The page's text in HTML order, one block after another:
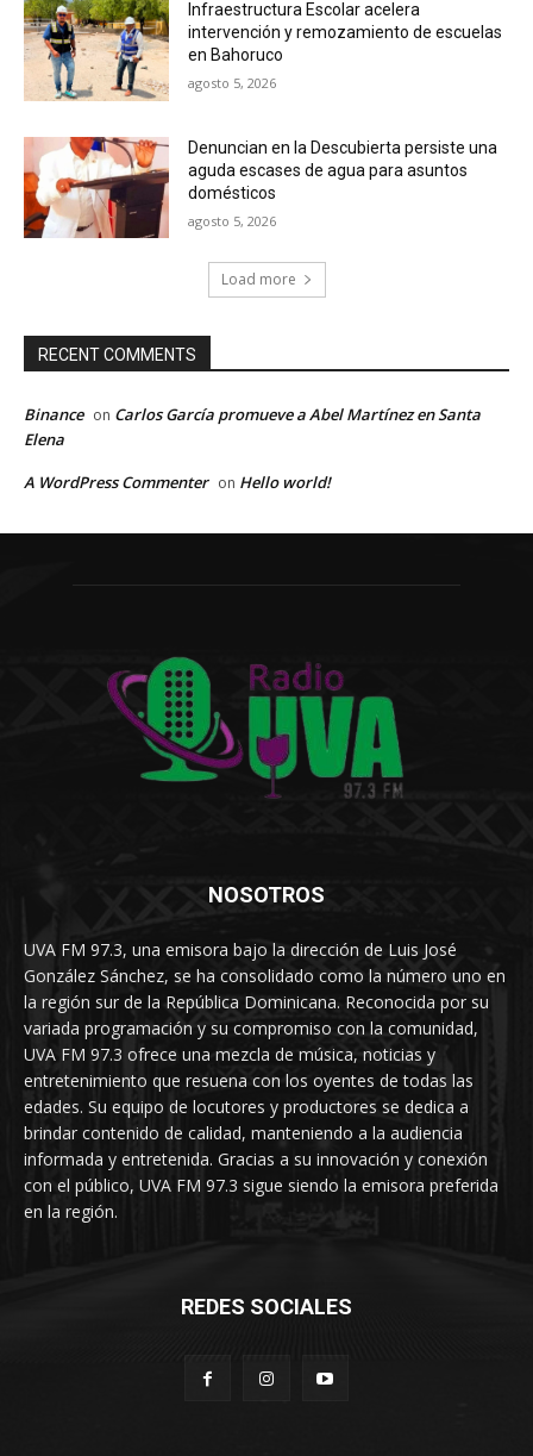
Infraestructura Escolar acelera
intervención y remozamiento de escuelas
en Bahoruco
agosto 5, 2026
Denuncian en la Descubierta persiste una
aguda escases de agua para asuntos
domésticos
agosto 5, 2026
Load more
RECENT COMMENTS
Binance on Carlos García promueve a Abel Martínez en Santa
Elena
A WordPress Commenter on Hello world!
NOSOTROS
UVA FM 97.3, una emisora bajo la dirección de Luis José
González Sánchez, se ha consolidado como la número uno en
la región sur de la República Dominicana. Reconocida por su
variada programación y su compromiso con la comunidad,
UVA FM 97.3 ofrece una mezcla de música, noticias y
entretenimiento que resuena con los oyentes de todas las
edades. Su equipo de locutores y productores se dedica a
brindar contenido de calidad, manteniendo a la audiencia
informada y entretenida. Gracias a su innovación y conexión
con el público, UVA FM 97.3 sigue siendo la emisora preferida
en la región.
REDES SOCIALES